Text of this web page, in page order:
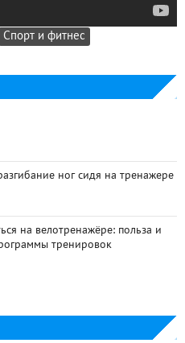
Спорт и фитнес
ног сидя на тренажере
на велотренажёре: польза и
тренировок